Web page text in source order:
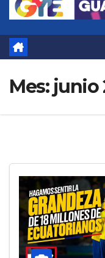
Mes: junio